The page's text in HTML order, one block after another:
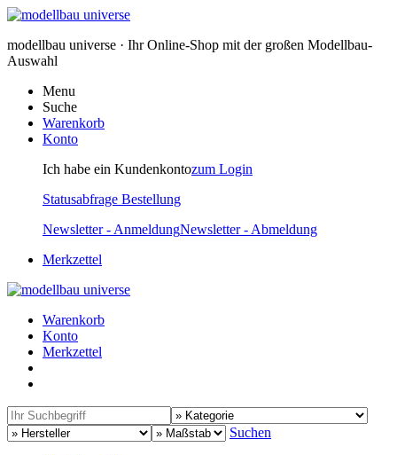
modellbau universe · Ihr Online-Shop mit der großen Modellbau-
Auswahl
Menu
Suche
Warenkorb
Konto
Ich habe ein Kundenkontozum Login
Statusabfrage Bestellung
Newsletter - AnmeldungNewsletter - Abmeldung
Merkzettel
Warenkorb
Konto
Merkzettel
Suchen